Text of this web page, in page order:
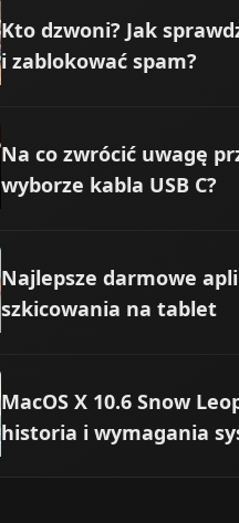
Kto dzwoni? Jak
i zablokować spam?
Na co zwrócić uwagę
wyborze kabla USB C?
Najlepsze darmowe
szkicowania na tablet
MacOS X 10.6 Snow
historia i wymagania